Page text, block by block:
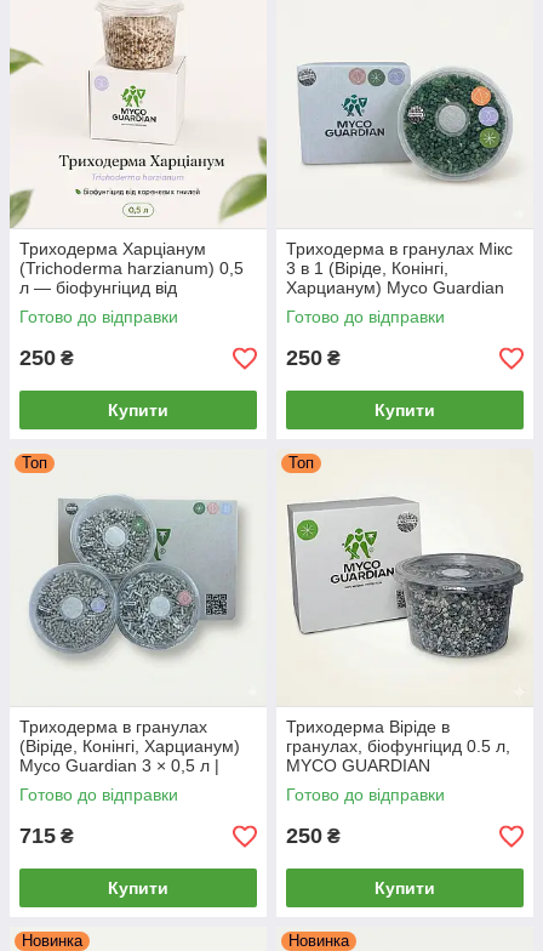
Триходерма Харціанум
(Trichoderma harzianum) 0,5
л — біофунгіцид від
кореневих гнилей, зерновий
міцелій MYCO GUARDIAN
Готово до відправки
250 ₴
Купити
Триходерма в гранулах Мікс
3 в 1 (Віріде, Конінгі,
Харцианум) Myco Guardian
0,5 л | Біофунгіцид для
обробки ґрунту (1.25 сотки)
Готово до відправки
250 ₴
Купити
Топ
Триходерма в гранулах
(Віріде, Конінгі, Харцианум)
Myco Guardian 3 × 0,5 л |
Біофунгіцид для захисту
рослин і ґрунту
Готово до відправки
715 ₴
Купити
Топ
Триходерма Віріде в
гранулах, біофунгіцид 0.5 л,
MYCO GUARDIAN
Готово до відправки
250 ₴
Купити
Новинка Новинка